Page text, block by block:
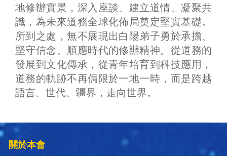
地修辦實景，深入座談、建立道情、凝聚共
識，為未來道務全球化佈局奠定堅實基礎。
所到之處，無不展現出白陽弟子勇於承擔、
堅守信念、順應時代的修辦精神。從道務的
發展到文化傳承，從青年培育到科技應用，
道務的軌跡不再侷限於一地一時，而是跨越
語言、世代、疆界，走向世界。
關於本會